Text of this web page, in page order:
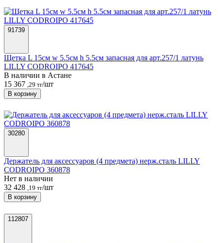
91739
Щетка L 15см w 5.5см h 5.5см запасная для арт.257/1 латунь
LILLY CODROIPO 417645
В наличии в Астанe
15 367 ,29 тг/шт
В корзину
30280
Держатель для аксессуаров (4 предмета) нерж.сталь LILLY
CODROIPO 360878
Нет в наличии
32 428 ,19 тг/шт
В корзину
112807